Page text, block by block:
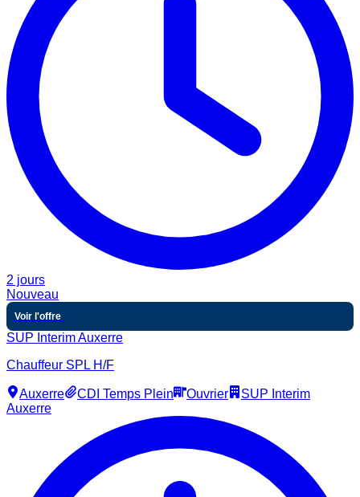
2 jours
Nouveau
Voir l'offre
SUP Interim Auxerre
Chauffeur SPL H/F
Auxerre CDI Temps Plein Ouvrier
SUP Interim
Auxerre